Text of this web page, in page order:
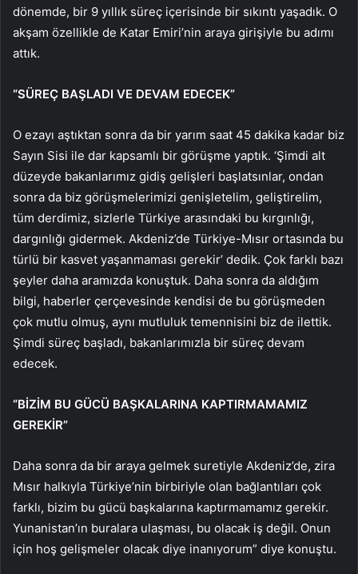
dönemde, bir 9 yıllık süreç içerisinde bir sıkıntı yaşadık. O
akşam özellikle de Katar Emiri’nin araya girişiyle bu adımı
attık.
“SÜREÇ BAŞLADI VE DEVAM EDECEK”
O ezayı aştıktan sonra da bir yarım saat 45 dakika kadar biz
Sayın Sisi ile dar kapsamlı bir görüşme yaptık. ‘Şimdi alt
düzeyde bakanlarımız gidiş gelişleri başlatsınlar, ondan
sonra da biz görüşmelerimizi genişletelim, geliştirelim,
tüm derdimiz, sizlerle Türkiye arasındaki bu kırgınlığı,
dargınlığı gidermek. Akdeniz’de Türkiye-Mısır ortasında bu
türlü bir kasvet yaşanmaması gerekir’ dedik. Çok farklı bazı
şeyler daha aramızda konuştuk. Daha sonra da aldığım
bilgi, haberler çerçevesinde kendisi de bu görüşmeden
çok mutlu olmuş, aynı mutluluk temennisini biz de ilettik.
Şimdi süreç başladı, bakanlarımızla bir süreç devam
edecek.
“BİZİM BU GÜCÜ BAŞKALARINA KAPTIRMAMAMIZ
GEREKİR”
Daha sonra da bir araya gelmek suretiyle Akdeniz’de, zira
Mısır halkıyla Türkiye’nin birbiriyle olan bağlantıları çok
farklı, bizim bu gücü başkalarına kaptırmamamız gerekir.
Yunanistan’ın buralara ulaşması, bu olacak iş değil. Onun
için hoş gelişmeler olacak diye inanıyorum” diye konuştu.